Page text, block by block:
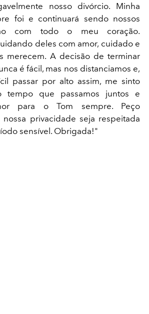
nosso divórcio. Minha
foi e continuará sendo nossos
com todo o meu coração.
deles com amor, cuidado e
merecem. A decisão de terminar
é fácil, mas nos distanciamos e,
passar por alto assim, me sinto
tempo que passamos juntos e
para o Tom sempre. Peço
privacidade seja respeitada
sensível. Obrigada!"